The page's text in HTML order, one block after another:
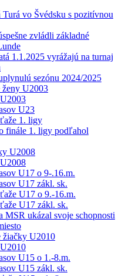
vo Švédsku s pozitívnou
zvládli základné
1.1.2025 vyrážajú na turnaj
sezónu 2024/2025
U2003
U23
1. ligy
finále 1. ligy podľahol
U2008
U17 o 9-.16.m.
U17 zákl. sk.
U17 o 9.-16.m.
U17 zákl. sk.
MSR ukázal svoje schopnosti
žiačky U2010
U15 o 1.-8.m.
U15 zákl. sk.